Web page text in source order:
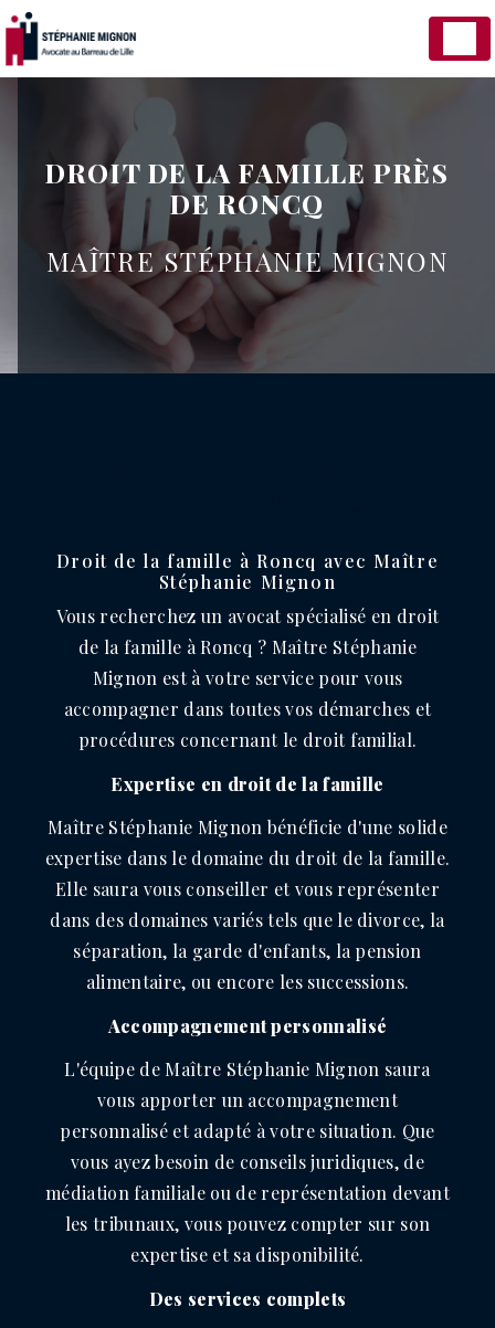
DROIT DE LA FAMILLE PRÈS
DE RONCQ
MAÎTRE STÉPHANIE MIGNON
Droit de la famille à Roncq avec Maître
Stéphanie Mignon
Vous recherchez un avocat spécialisé en droit
de la famille à Roncq ? Maître Stéphanie
Mignon est à votre service pour vous
accompagner dans toutes vos démarches et
procédures concernant le droit familial.
Expertise en droit de la famille
Maître Stéphanie Mignon bénéficie d'une solide
expertise dans le domaine du droit de la famille.
Elle saura vous conseiller et vous représenter
dans des domaines variés tels que le divorce, la
séparation, la garde d'enfants, la pension
alimentaire, ou encore les successions.
Accompagnement personnalisé
L'équipe de Maître Stéphanie Mignon saura
vous apporter un accompagnement
personnalisé et adapté à votre situation. Que
vous ayez besoin de conseils juridiques, de
médiation familiale ou de représentation devant
les tribunaux, vous pouvez compter sur son
expertise et sa disponibilité.
Des services complets
Panneau de gestion des cookies